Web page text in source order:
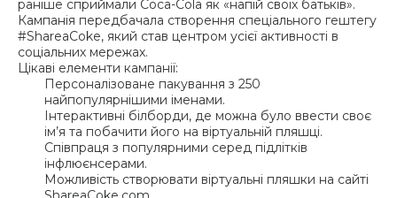
раніше сприймали Coca-Cola як «напій своїх батьків».
Кампанія передбачала створення спеціального гештегу
#ShareaCoke, який став центром усієї активності в
соціальних мережах.
Цікаві елементи кампанії:
Персоналізоване пакування з 250
найпопулярнішими іменами.
Інтерактивні білборди, де можна було ввести своє
ім’я та побачити його на віртуальній пляшці.
Співпраця з популярними серед підлітків
інфлюєнсерами.
Можливість створювати віртуальні пляшки на сайті